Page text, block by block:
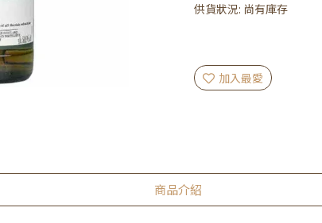
供貨狀況: 尚有庫存
加入最愛
商品介紹